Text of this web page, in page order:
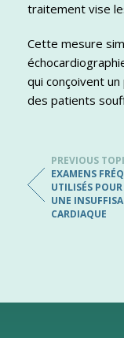
traitement vise
Cette mesure
qui conçoivent
des patients
PREVIOUS
EXAMENS
UTILISÉS POUR
UNE
CARDIAQUE